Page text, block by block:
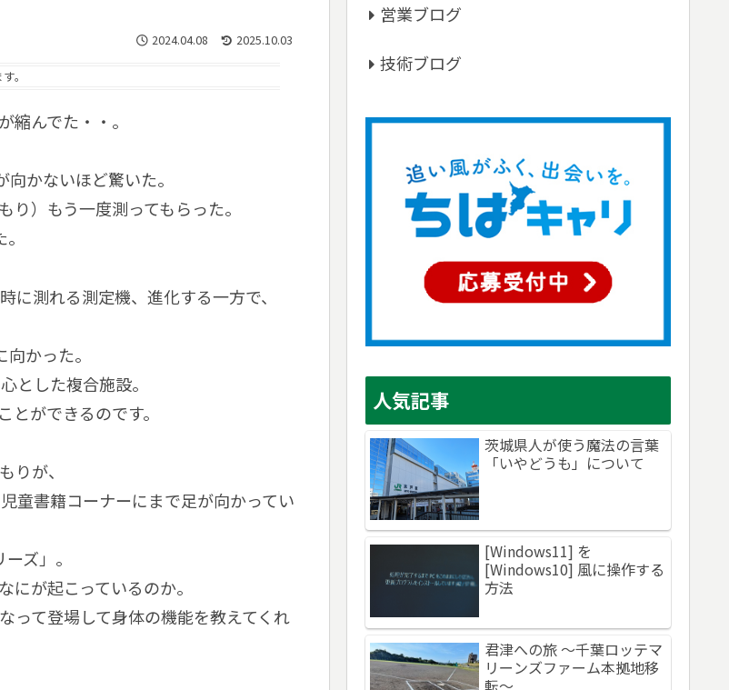
2024.04.08 2025.10.03
。
んでた・・。
かないほど驚いた。
）もう一度測ってもらった。
測れる測定機、進化する一方で、
かった。
とした複合施設。
ができるのです。
が、
童書籍コーナーにまで足が向かってい
ズ」。
が起こっているのか。
って登場して身体の機能を教えてくれ
営業ブログ
技術ブログ
人気記事
茨城県人が使う魔法の言葉
「いやどうも」について
[Windows11] を
[Windows10] 風に操作する
方法
君津への旅 ～千葉ロッテマ
リーンズファーム本拠地移
転～